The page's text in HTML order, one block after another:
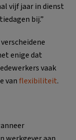
vijf jaar in dienst
bij.”
enige dat
vaak
vanflexibiliteit.